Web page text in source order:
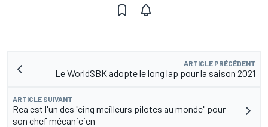
ARTICLE PRÉCÉDENT
Le WorldSBK adopte le long lap pour la saison 2021
ARTICLE SUIVANT
Rea est l'un des "cinq meilleurs pilotes au monde" pour
son chef mécanicien